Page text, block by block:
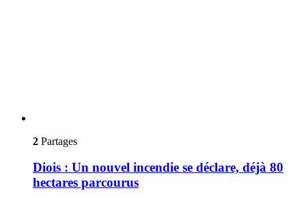
2 Partages
Diois : Un nouvel incendie se déclare, déjà 80
hectares parcourus